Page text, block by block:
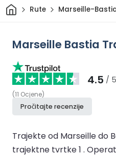
DomRute Marseille-
Marseille Bastia
4.5 / 5
(11 Ocjene)
Pročitajte recenzije
Trajekte od Marseille do
trajektne tvrtke 1 .